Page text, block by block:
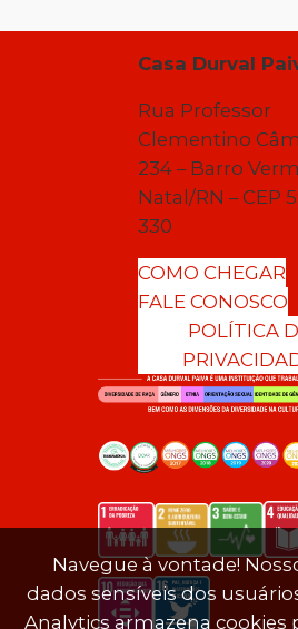
Casa Durval
Rua Professor
Clementino
234 – Barro
Natal/RN – CEP
330
COMO CHEGAR
FALE CONOSCO
POLÍTICA
Navegue à vontade!
dados sensíveis dos
Analytics armazena cookies